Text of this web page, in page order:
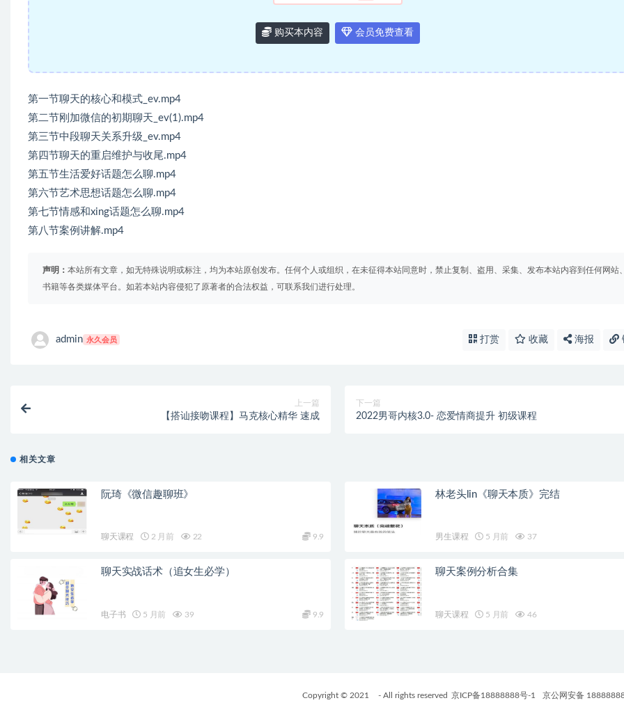
购买本内容 会员免费查看
第一节聊天的核心和模式_ev.mp4
第二节刚加微信的初期聊天_ev(1).mp4
第三节中段聊天关系升级_ev.mp4
第四节聊天的重启维护与收尾.mp4
第五节生活爱好话题怎么聊.mp4
第六节艺术思想话题怎么聊.mp4
第七节情感和xing话题怎么聊.mp4
第八节案例讲解.mp4
声明： 本站所有文章，如无特殊说明或标注，均为本站原创发布。任何个人或组织，在未征得本站同意时，禁止复制、盗用、采集、发布本站内容到任何网站
书籍等各类媒体平台。如若本站内容侵犯了原著者的合法权益，可联系我们进行处理。
admin 永久会员 打赏 收藏 海报
上一篇
【搭讪接吻课程】马克核心精华 速成
下一篇
2022男哥内核3.0- 恋爱情商提升 初级课程
相关文章
阮琦《微信趣聊班》
聊天课程 2 月前 22 9.9
林老头lin《聊天本质》完结
男生课程 5 月前 37
聊天实战话术（追女生必学）
电子书 5 月前 39 9.9
聊天案例分析合集
聊天课程 5 月前 46
Copyright © 2021 - All rights reserved 京ICP备18888888号-1 京公网安备